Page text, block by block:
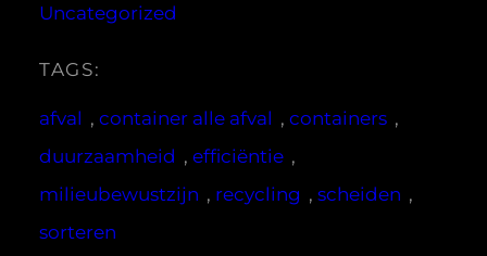
Uncategorized
TAGS:
afval , container alle afval , containers ,
duurzaamheid , efficiëntie ,
milieubewustzijn , recycling , scheiden ,
sorteren